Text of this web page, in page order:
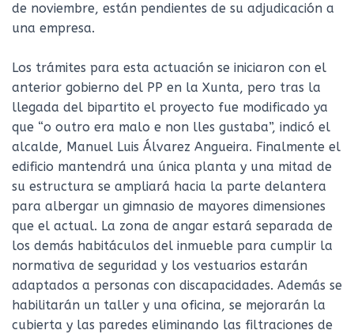
de noviembre, están pendientes de su adjudicación a
una empresa.
Los trámites para esta actuación se iniciaron con el
anterior gobierno del PP en la Xunta, pero tras la
llegada del bipartito el proyecto fue modificado ya
que “o outro era malo e non lles gustaba”, indicó el
alcalde, Manuel Luis Álvarez Angueira. Finalmente el
edificio mantendrá una única planta y una mitad de
su estructura se ampliará hacia la parte delantera
para albergar un gimnasio de mayores dimensiones
que el actual. La zona de angar estará separada de
los demás habitáculos del inmueble para cumplir la
normativa de seguridad y los vestuarios estarán
adaptados a personas con discapacidades. Además se
habilitarán un taller y una oficina, se mejorarán la
cubierta y las paredes eliminando las filtraciones de